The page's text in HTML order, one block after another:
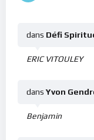
ERIC VITOULEY
dans Défi
Benjamin
dans Yvon